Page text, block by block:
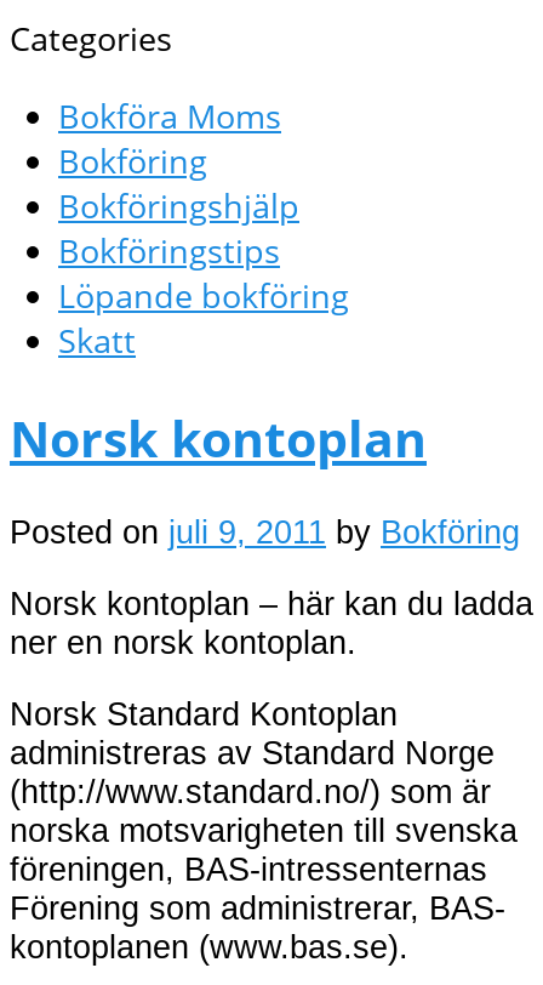
Categories
Bokföra Moms
Bokföring
Bokföringshjälp
Bokföringstips
Löpande bokföring
Skatt
Norsk kontoplan
Posted on juli 9, 2011 by Bokföring
Norsk kontoplan – här kan du ladda
ner en norsk kontoplan.
Norsk Standard Kontoplan
administreras av Standard Norge
(http://www.standard.no/) som är
norska motsvarigheten till svenska
föreningen, BAS-intressenternas
Förening som administrerar, BAS-
kontoplanen (www.bas.se).